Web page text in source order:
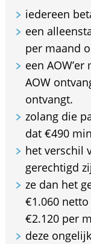
iedereen
een
per maand
een
AOW
ontvangt.
zolang die
dat €490
het verschil
gerechtigd
ze dan het
€1.060
€2.120 per
deze